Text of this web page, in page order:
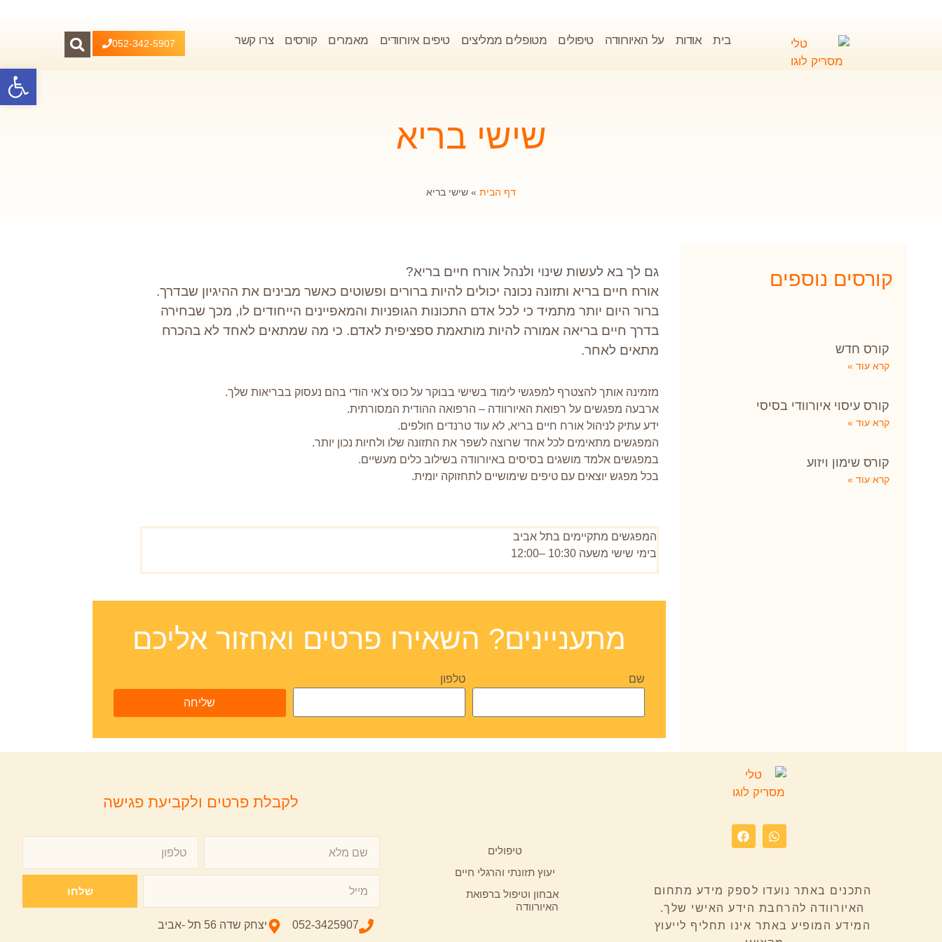
פתח
בית אודות על האיורוודה טיפולים מטופלים ממליצים טיפים איורוודים מאמרים קורסים צרו קשר 052-342-5907
שישי בריא
דף הבית » שישי בריא
קורסים נוספים
קורס חדש
קרא עוד »
קורס עיסוי איורוודי בסיסי
קרא עוד »
קורס שימון ויזוע
קרא עוד »
גם לך בא לעשות שינוי ולנהל אורח חיים בריא?
אורח חיים בריא ותזונה נכונה יכולים להיות ברורים ופשוטים כאשר מבינים את ההיגיון שבדרך.
ברור היום יותר מתמיד כי לכל אדם התכונות הגופניות והמאפיינים הייחודים לו, מכך שבחירה
בדרך חיים בריאה אמורה להיות מותאמת ספציפית לאדם. כי מה שמתאים לאחד לא בהכרח
מתאים לאחר.
מזמינה אותך להצטרף למפגשי לימוד בשישי בבוקר על כוס צ'אי הודי בהם נעסוק בבריאות שלך.
ארבעה מפגשים על רפואת האיורוודה – הרפואה ההודית המסורתית.
ידע עתיק לניהול אורח חיים בריא, לא עוד טרנדים חולפים.
המפגשים מתאימים לכל אחד שרוצה לשפר את התזונה שלו ולחיות נכון יותר.
במפגשים אלמד מושגים בסיסים באיורוודה בשילוב כלים מעשיים.
בכל מפגש יוצאים עם טיפים שימושיים לתחזוקה יומית.
המפגשים מתקיימים בתל אביב
בימי שישי משעה 10:30 –12:00
מתעניינים? השאירו פרטים ואחזור אליכם
שם
טלפון
שליחה
התכנים באתר נועדו לספק מידע מתחום
האיורוודה להרחבת הידע האישי שלך.
המידע המופיע באתר אינו תחליף לייעוץ
טיפולים
יעוץ תזונתי והרגלי חיים
אבחון וטיפול ברפואת
האיורוודה
לקבלת פרטים ולקביעת פגישה
שלחו
052-3425907 יצחק שדה 56 תל -אביב